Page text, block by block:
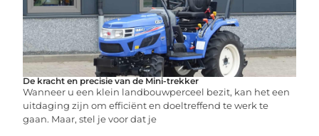
De kracht en precisie van de Mini-trekker
Wanneer u een klein landbouwperceel bezit, kan het een
uitdaging zijn om efficiënt en doeltreffend te werk te
gaan. Maar, stel je voor dat je